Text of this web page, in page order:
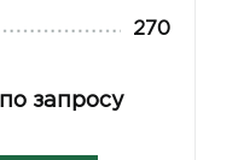
270
запросу